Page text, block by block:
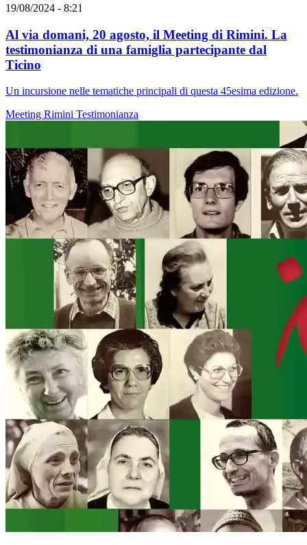
19/08/2024 - 8:21
Al via domani, 20 agosto, il Meeting di Rimini. La
testimonianza di una famiglia partecipante dal
Ticino
Un incursione nelle tematiche principali di questa 45esima edizione.
Meeting Rimini Testimonianza